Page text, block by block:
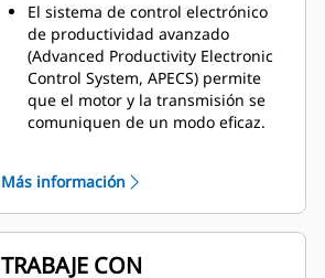
El sistema de control electrónico
de productividad avanzado
(Advanced Productivity Electronic
Control System, APECS) permite
que el motor y la transmisión se
comuniquen de un modo eficaz.
la potencia y el par que produce el
motor. Como resultado, se
consigue mover más material.
Ajuste la velocidad máxima
Más información
TRABAJE CON